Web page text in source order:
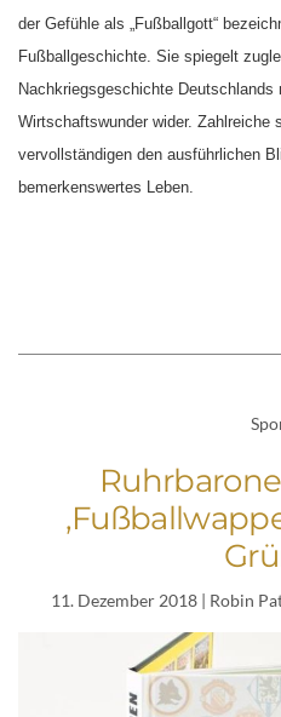
der Gefühle als „Fußballgott“
Fußballgeschichte. Sie spiegelt
Nachkriegsgeschichte
Wirtschaftswunder wider. Zahlreiche
vervollständigen den ausführlichen
bemerkenswertes Leben.
11. Dezember 2018 | Robin